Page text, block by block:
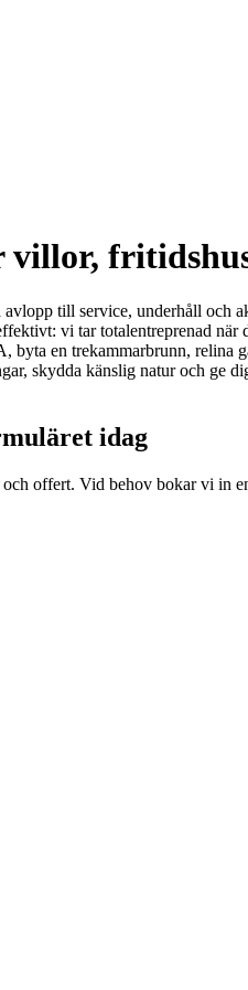
till service, underhåll och
vi tar totalentreprenad
en trekammarbrunn, relina
skydda känslig natur och ge
idag
offert. Vid behov bokar vi in